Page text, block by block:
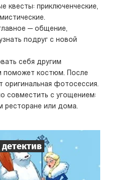
квесты: приключенческие,
— общение,
подруг с новой
себя другим
поможет костюм. После
оригинальная фотосессия.
совместить с угощением:
ресторане или дома.